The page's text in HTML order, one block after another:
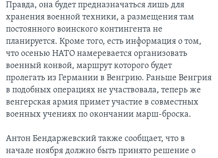
Правда, она будет предназначаться лишь для
хранения военной техники, а размещения там
постоянного воинского контингента не
планируется. Кроме того, есть информация о том,
что осенью НАТО намеревается организовать
военный конвой, маршрут которого будет
пролегать из Германии в Венгрию. Раньше Венгрия
в подобных операциях не участвовала, теперь же
венгерская армия примет участие в совместных
военных учениях по окончании марш-броска.
Антон Бендаржевский также сообщает, что в
начале ноября должно быть принято решение о